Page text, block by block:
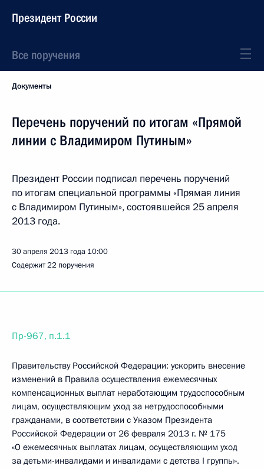
Президент России
Все поручения
Документы
Перечень поручений по итогам «Прямой
линии с Владимиром Путиным»
Президент России подписал перечень поручений
по итогам специальной программы «Прямая линия
с Владимиром Путиным», состоявшейся 25 апреля
2013 года.
30 апреля 2013 года 10:00
Содержит 22 поручения
Пр-967, п.1.1
Правительству Российской Федерации: ускорить внесение
изменений в Правила осуществления ежемесячных
компенсационных выплат неработающим трудоспособным
лицам, осуществляющим уход за нетрудоспособными
гражданами, в соответствии с Указом Президента
Российской Федерации от 26 февраля 2013 г. № 175
«О ежемесячных выплатах лицам, осуществляющим уход
за детьми-инвалидами и инвалидами с детства I группы».